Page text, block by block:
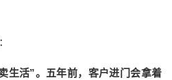
生活”。五年前，客户进门会拿着